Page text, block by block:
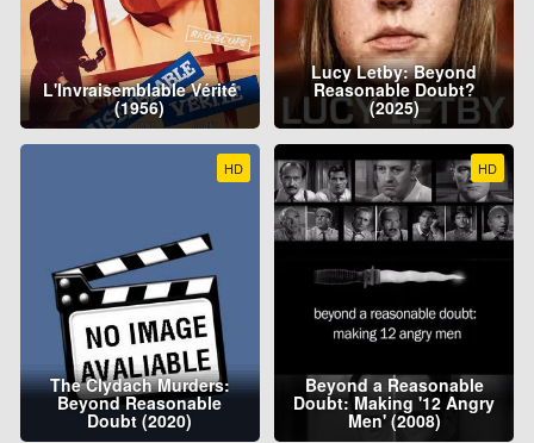
L'Invraisemblable Vérité
(1956)
Lucy Letby: Beyond
Reasonable Doubt?
(2025)
HD
The Clydach Murders:
Beyond Reasonable
Doubt (2020)
HD
Beyond a Reasonable
Doubt: Making '12 Angry
Men' (2008)